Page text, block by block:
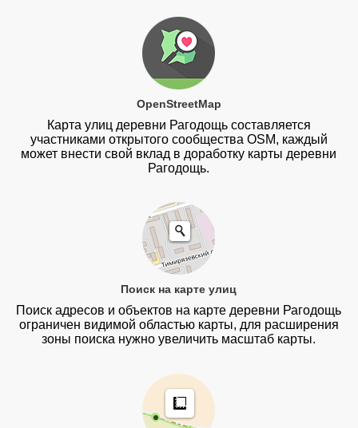
OpenStreetMap
Карта улиц деревни Рагодощь составляется
участниками открытого сообщества OSM, каждый
может внести свой вклад в доработку карты деревни
Рагодощь.
Поиск на карте улиц
Поиск адресов и объектов на карте деревни Рагодощь
ограничен видимой областью карты, для расширения
зоны поиска нужно увеличить масштаб карты.